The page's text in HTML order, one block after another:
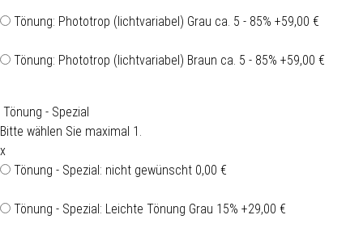
Tönung: Phototrop (lichtvariabel) Grau ca. 5 - 85% +59,00 €
Tönung: Phototrop (lichtvariabel) Braun ca. 5 - 85% +59,00 €
Tönung - Spezial
Bitte wählen Sie maximal 1.
x
Tönung - Spezial: nicht gewünscht 0,00 €
Tönung - Spezial: Leichte Tönung Grau 15% +29,00 €